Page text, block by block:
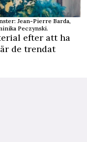
Jean-Pierre Barda,
Peczynski.
efter att ha
de trendat